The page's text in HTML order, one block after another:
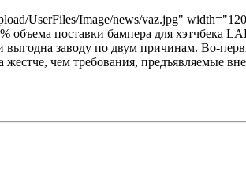
UserFiles/Image/news/vaz.jpg"
поставки бампера для хэтчбека
заводу по двум причинам. Во-
чем требования, предъявляемые